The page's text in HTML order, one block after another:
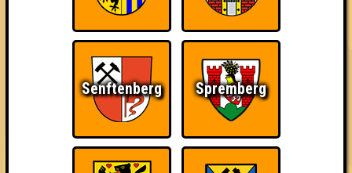
14 46
2. Danger 5
16 14 16 46
3. Team Ahnungslos
16 13 16 45
4. Sherlock Homies
14 16 44
Senftenberg Spremberg